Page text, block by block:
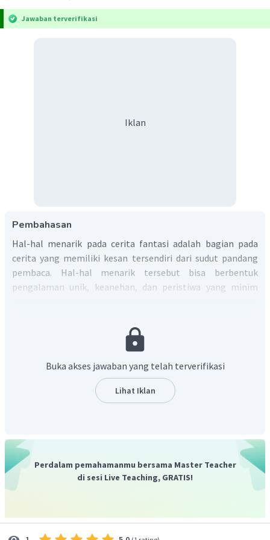
Jawaban terverifikasi
Iklan
Pembahasan
Hal-hal menarik pada cerita fantasi adalah bagian pada
cerita yang memiliki kesan tersendiri dari sudut pandang
pembaca. Hal-hal menarik tersebut bisa berbentuk
pengalaman unik, keanehan, dan peristiwa yang minim
menarik pada cerita fantasi Aladin dan Lampu Wasiat
Aladin merapatkan kedua tangannya dan
mengusap jari-jarinya. Tiba-tiba sekelilingnya
menjadi merah dan asap membumbung.
Setelah tiba di rumah, ibu Aladin segera
menggosok lampu dan meminta peri lampu untuk
membawakan sebuah istana. Aladin dan ibunya
punggungnya.
Buka akses jawaban yang telah terverifikasi
Lihat Iklan
Perdalam pemahamanmu bersama Master Teacher
di sesi Live Teaching, GRATIS!